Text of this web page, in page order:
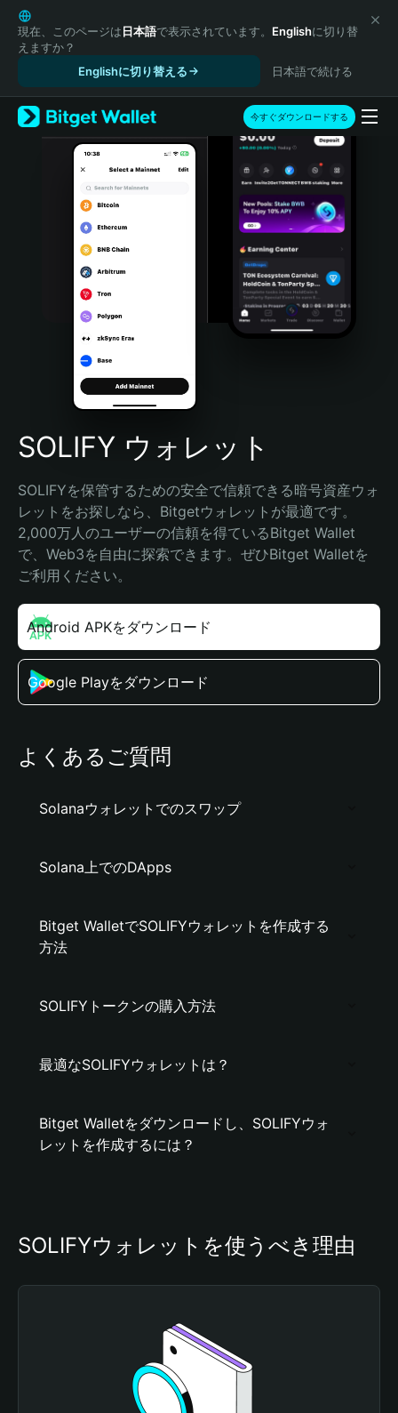
English
日本語
Tiếng Việt
Español (Latinoamérica)
Türkçe
Italiano
Português (Portugal)
Bahasa Indonesia
Português (Brasil)
Español (Argentina)
現在、このページは日本語で表示されています。 Englishに切り替
えますか？
Englishに切り替える
日本語で続ける
今すぐダウンロードする
SOLIFY ウォレット
SOLIFYを保管するための安全で信頼できる暗号資産ウォ
レットをお探しなら、Bitgetウォレットが最適です。
2,000万人のユーザーの信頼を得ているBitget Wallet
で、Web3を自由に探索できます。ぜひBitget Walletを
ご利用ください。
Android APKをダウンロード
Google Playをダウンロード
よくあるご質問
Solanaウォレットでのスワップ
Solana上でのDApps
Bitget WalletでSOLIFYウォレットを作成する
方法
SOLIFYトークンの購入方法
最適なSOLIFYウォレットは？
Bitget Walletをダウンロードし、SOLIFYウォ
レットを作成するには？
SOLIFYウォレットを使うべき理由